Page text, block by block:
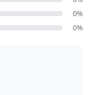
0%
0%